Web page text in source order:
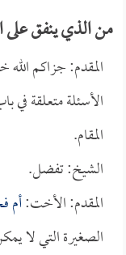
من الذي ينفق
المقدم: جزاكم
الأسئلة متعلقة في
المقام.
الشيخ: تفضل.
المقدم: الأخت:أم
الصغيرة التي لا